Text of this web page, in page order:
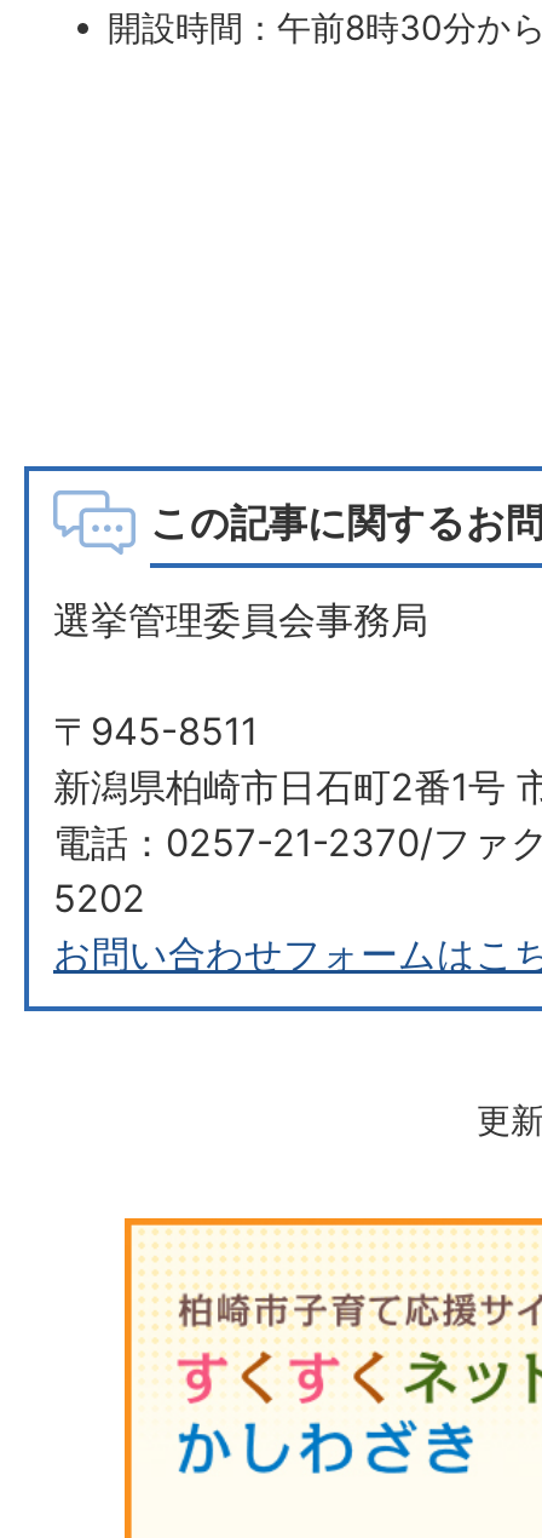
開設時間：午前8時30分か
この記事に関するお
選挙管理委員会事務局
〒945-8511
新潟県柏崎市日石町2番1号
電話：0257-21-2370/ファ
5202
お問い合わせフォームはこ
更